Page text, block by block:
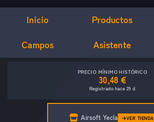
Inicio Productos
Campos Asistente
PRECIO MÍNIMO HISTÓRICO
30,48 €
Registrado hace 29 d
Airsoft Yecla VER TIENDA